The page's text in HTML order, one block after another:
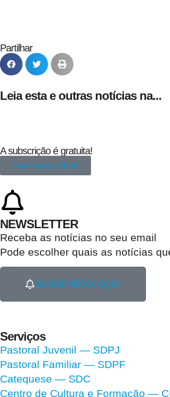
Partilhar
Leia esta e outras notícias na...
A subscrição é gratuita!
Subscrever a REDE
NEWSLETTER
Receba as notícias no seu email​
Pode escolher quais as notícias
SUBSCREVA AQUI
Serviços
Pastoral Juvenil — SDPJ
Pastoral Familiar — SDPF
Catequese — SDC
Centro de Cultura e Formação —